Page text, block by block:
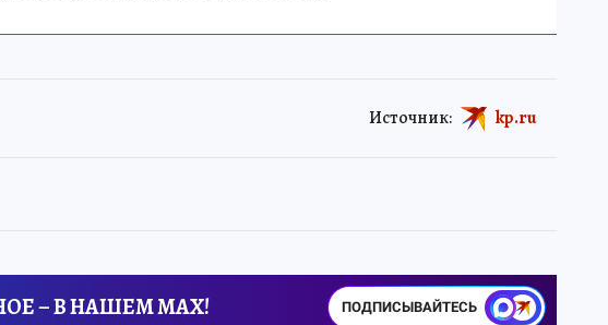
Источник: kp.ru
– В НАШЕМ MAX! ПОДПИСЫВАЙТЕСЬ